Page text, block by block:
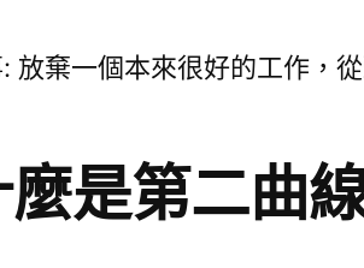
放棄一個本來很好的工作，
是第二曲